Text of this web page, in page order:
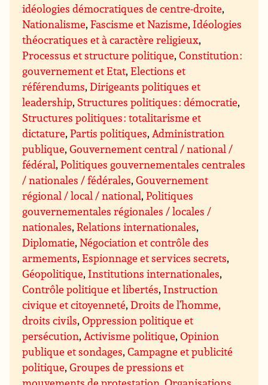
idéologies démocratiques de centre-droite,
Nationalisme,Fascisme et Nazisme, Idéologies
théocratiques et à caractère religieux,
Processus et structure politique,Constitution :
gouvernement et Etat,Elections et
référendums,Dirigeants politiques et
leadership, Structures politiques : démocratie,
Structures politiques : totalitarisme et
dictature,Partis politiques,Administration
publique,Gouvernement central / national /
fédéral,Politiques gouvernementales centrales
/ nationales / fédérales,Gouvernement
régional / local / national,Politiques
gouvernementales régionales / locales /
nationales,Relations internationales,
Diplomatie,Négociation et contrôle des
armements,Espionnage et services secrets,
Géopolitique, Institutions internationales,
Contrôle politique et libertés, Instruction
civique et citoyenneté,Droits de l’homme,
droits civils,Oppression politique et
persécution,Activisme politique,Opinion
publique et sondages,Campagne et publicité
politique,Groupes de pressions et